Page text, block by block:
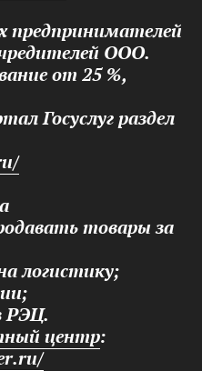
предпринимателей
ООО.
от 25 %,
Госуслуг раздел
товары за
логистику;
РЭЦ.
центр: